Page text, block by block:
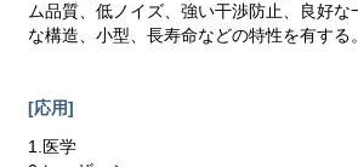
ム品質、低ノイズ、強い干渉防止、良好な
な構造、小型、長寿命などの特性を有する。
[応用]
1.医学